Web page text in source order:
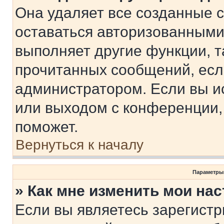
Она удаляет все созданные
оставаться
выполняет другие функции,
прочитанных сообщений,
администратором. Если вы
или выходом с
поможет.
Вернуться к началу
Параметры
» Как мне изменить мои
Если вы являетесь